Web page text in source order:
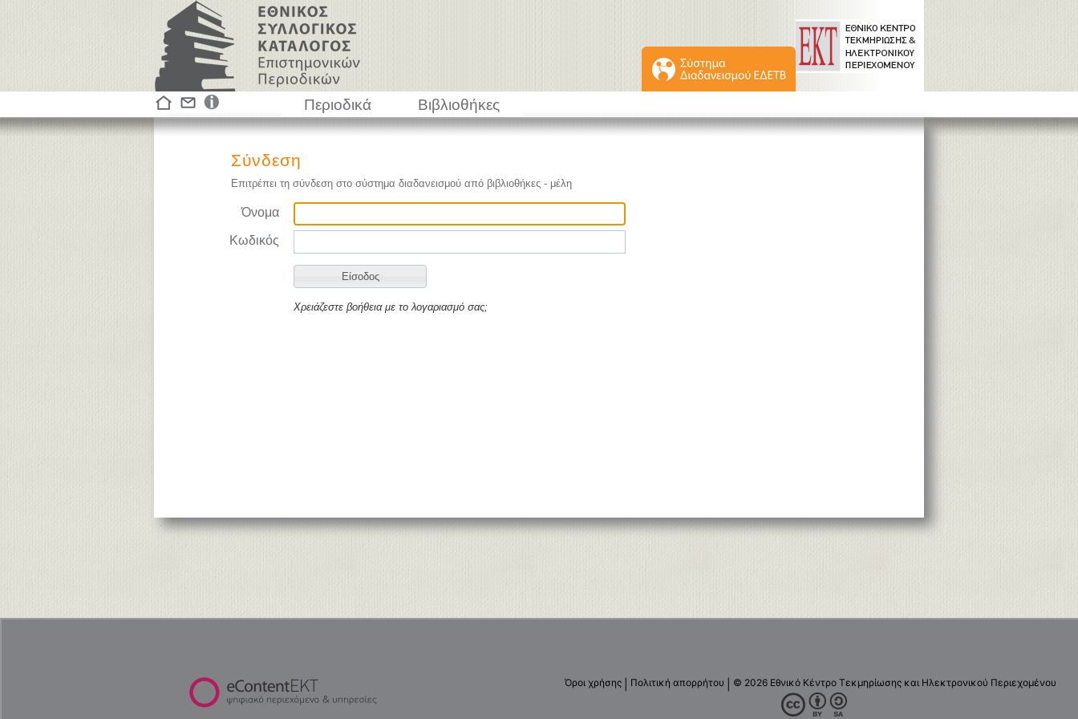
Περιοδικά Βιβλιοθήκες
Σύνδεση
Επιτρέπει τη σύνδεση στο σύστημα διαδανεισμού από βιβλιοθήκες - μέλη
Όνομα
Κωδικός
Χρειάζεστε βοήθεια με το λογαριασμό σας;